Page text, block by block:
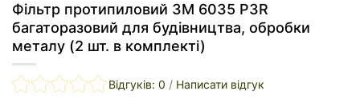
Фільтр протипиловий 3M 6035 P3R
багаторазовий для будівництва, обробки
металу (2 шт. в комплекті)
Відгуків: 0 / Написати відгук